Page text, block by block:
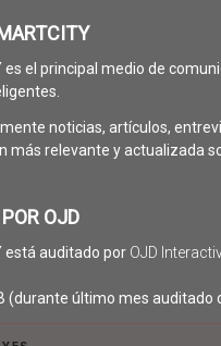
es el principal medio de
noticias, artículos,
más relevante y actualizada
OJD
está auditado por OJD
(durante último mes auditado